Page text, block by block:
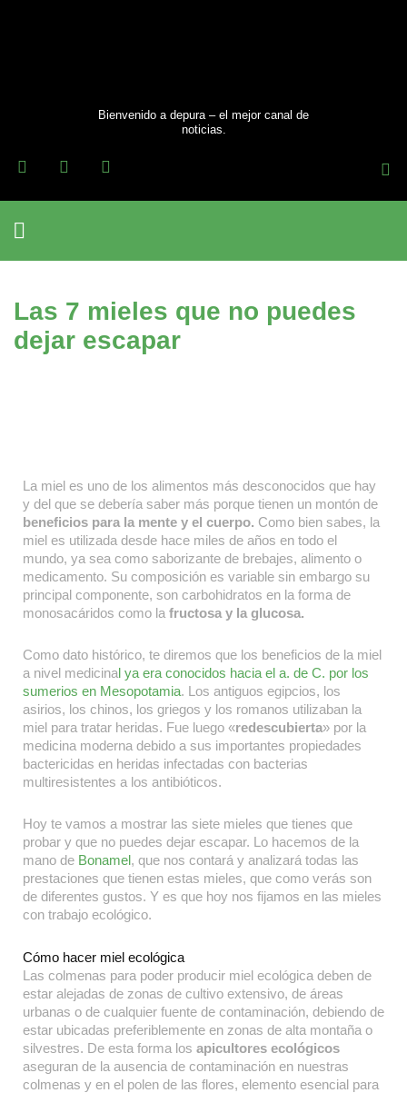
Bienvenido a depura – el mejor canal de
noticias.
F
c
b
o
T
i
r
I
s
r
Las 7 mieles que no puedes
dejar escapar
La miel es uno de los alimentos más desconocidos que hay
y del que se debería saber más porque tienen un montón de
beneficios para la mente y el cuerpo. Como bien sabes, la
miel es utilizada desde hace miles de años en todo el
mundo, ya sea como saborizante de brebajes, alimento o
medicamento. Su composición es variable sin embargo su
principal componente, son carbohidratos en la forma de
monosacáridos como la fructosa y la glucosa.
Como dato histórico, te diremos que los beneficios de la miel
a nivel medicinal ya era conocidos hacia el a. de C. por los
sumerios en Mesopotamia. Los antiguos egipcios, los
asirios, los chinos, los griegos y los romanos utilizaban la
miel para tratar heridas. Fue luego «redescubierta» por la
medicina moderna debido a sus importantes propiedades
bactericidas en heridas infectadas con bacterias
multiresistentes a los antibióticos.
Hoy te vamos a mostrar las siete mieles que tienes que
probar y que no puedes dejar escapar. Lo hacemos de la
mano de Bonamel, que nos contará y analizará todas las
prestaciones que tienen estas mieles, que como verás son
de diferentes gustos. Y es que hoy nos fijamos en las mieles
con trabajo ecológico.
Cómo hacer miel ecológica
Las colmenas para poder producir miel ecológica deben de
estar alejadas de zonas de cultivo extensivo, de áreas
urbanas o de cualquier fuente de contaminación, debiendo de
estar ubicadas preferiblemente en zonas de alta montaña o
silvestres. De esta forma los apicultores ecológicos
aseguran de la ausencia de contaminación en nuestras
colmenas y en el polen de las flores, elemento esencial para